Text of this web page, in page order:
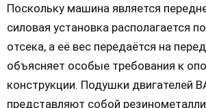
Поскольку машина является
силовая установка располагается
отсека, а её вес передаётся на
объясняет особые требования к
конструкции. Подушки двигателей
представляют собой